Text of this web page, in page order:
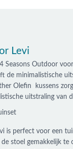
Levi
Seasons Outdoor
de minimalistische
Olefin kussens
uitstraling van
is perfect voor een
stoel gemakkelijk te